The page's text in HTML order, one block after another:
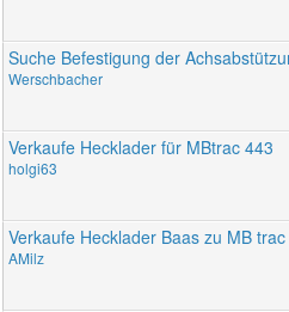
Suche Befestigung der
Werschbacher
Verkaufe Hecklader für MBtrac 443
holgi63
Verkaufe Hecklader Baas zu MB
AMilz